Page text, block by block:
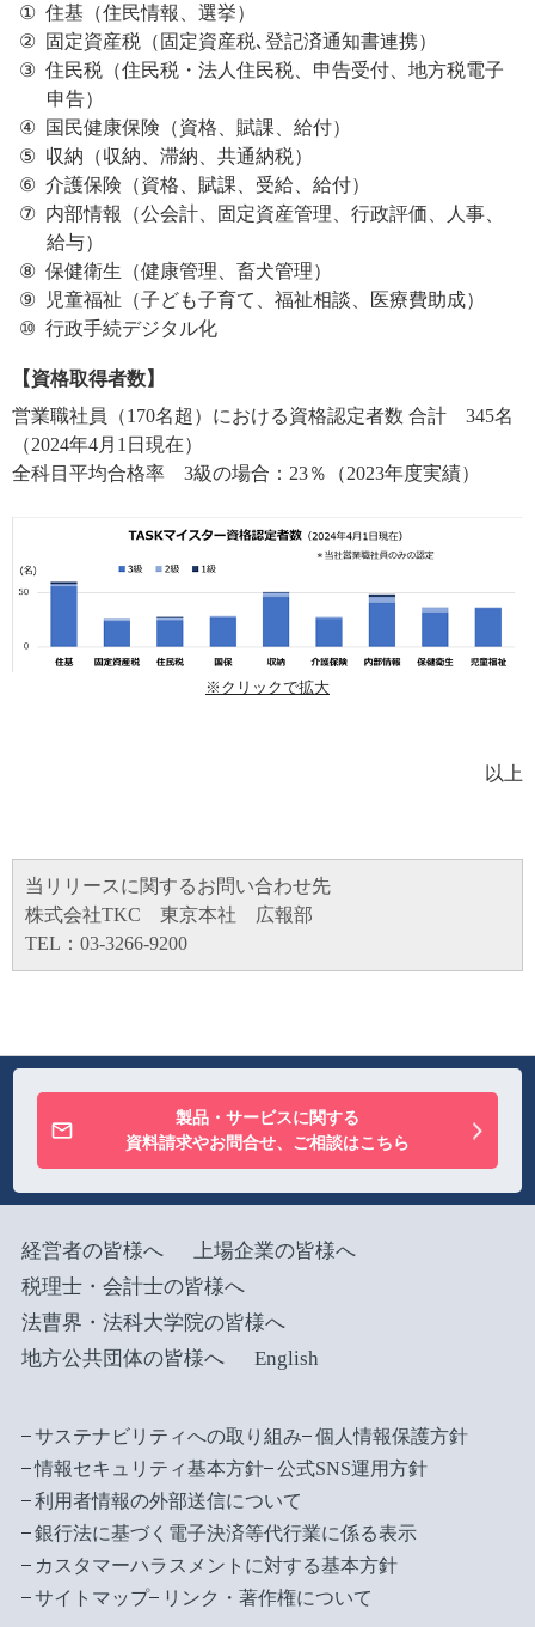
住基（住民情報、選挙）
固定資産税（固定資産税､登記済通知書連携）
住民税（住民税・法人住民税、申告受付、地方税電子
申告）
国民健康保険（資格、賦課、給付）
収納（収納、滞納、共通納税）
介護保険（資格、賦課、受給、給付）
内部情報（公会計、固定資産管理、行政評価、人事、
給与）
保健衛生（健康管理、畜犬管理）
児童福祉（子ども子育て、福祉相談、医療費助成）
行政手続デジタル化
【資格取得者数】
営業職社員（170名超）における資格認定者数 合計 345名
（2024年4月1日現在）
全科目平均合格率 3級の場合：23％（2023年度実績）
※クリックで拡大
以上
当リリースに関するお問い合わせ先
株式会社TKC 東京本社 広報部
TEL：03-3266-9200
製品・サービスに関する
資料請求やお問合せ、ご相談はこちら
経営者の皆様へ
上場企業の皆様へ
税理士・会計士の皆様へ
法曹界・法科大学院の皆様へ
地方公共団体の皆様へ
English
サステナビリティへの取り組み
個人情報保護方針
情報セキュリティ基本方針
公式SNS運用方針
利用者情報の外部送信について
銀行法に基づく電子決済等代行業に係る表示
カスタマーハラスメントに対する基本方針
サイトマップ
リンク・著作権について